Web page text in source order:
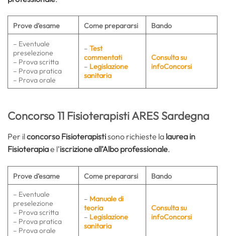
Prove d’esame Come prepararsi
Bando
– Eventuale
preselezione
– Prova scritta
– Prova pratica
– Prova orale
– Test
commentati
– Legislazione
sanitaria
Consulta su
infoConcorsi
Concorso 11 Fisioterapisti ARES Sardegna
Per ilconcorso Fisioterapistisono richieste la laurea in
Fisioterapiae l’iscrizione all’Albo professionale.
Prove d’esame Come prepararsi
Bando
– Eventuale
preselezione
– Prova scritta
– Prova pratica
– Prova orale
– Manuale di
teoria
– Legislazione
sanitaria
Consulta su
infoConcorsi